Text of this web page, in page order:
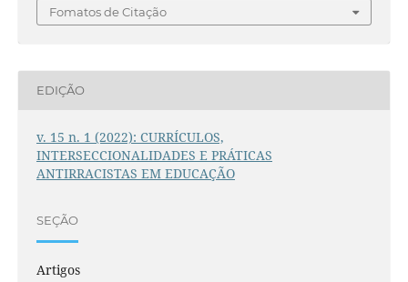
Fomatos de Citação
EDIÇÃO
v. 15 n. 1 (2022): CURRÍCULOS,
INTERSECCIONALIDADES E PRÁTICAS
ANTIRRACISTAS EM EDUCAÇÃO
SEÇÃO
Artigos